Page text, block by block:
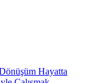
Hayatta